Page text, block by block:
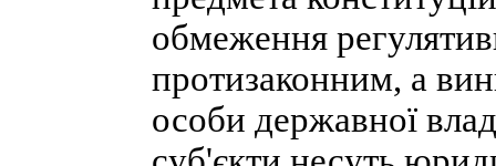
обмеження
протизаконним, а
особи державної